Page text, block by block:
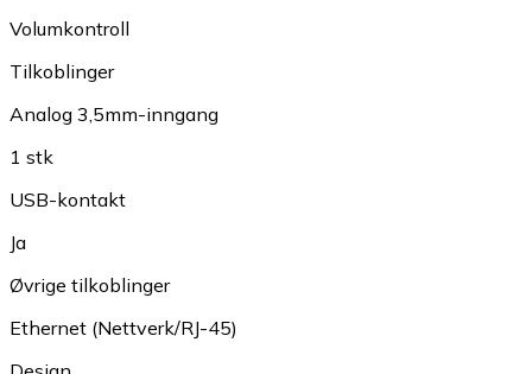
Volumkontroll
Tilkoblinger
Analog 3,5mm-inngang
1 stk
USB-kontakt
Ja
Øvrige tilkoblinger
Ethernet (Nettverk/RJ-45)